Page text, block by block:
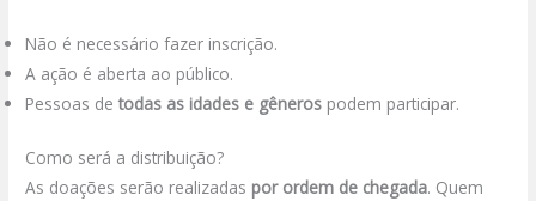
Não é necessário fazer inscrição.
A ação é aberta ao público.
Pessoas detodas as idades e gêneros podem participar.
Como será a distribuição?
As doações serão realizadas por ordem de chegada. Quem